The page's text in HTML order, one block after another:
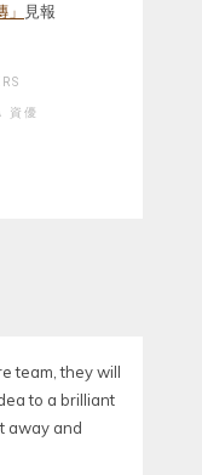
見報
資優
team, they will
to a brilliant
away and